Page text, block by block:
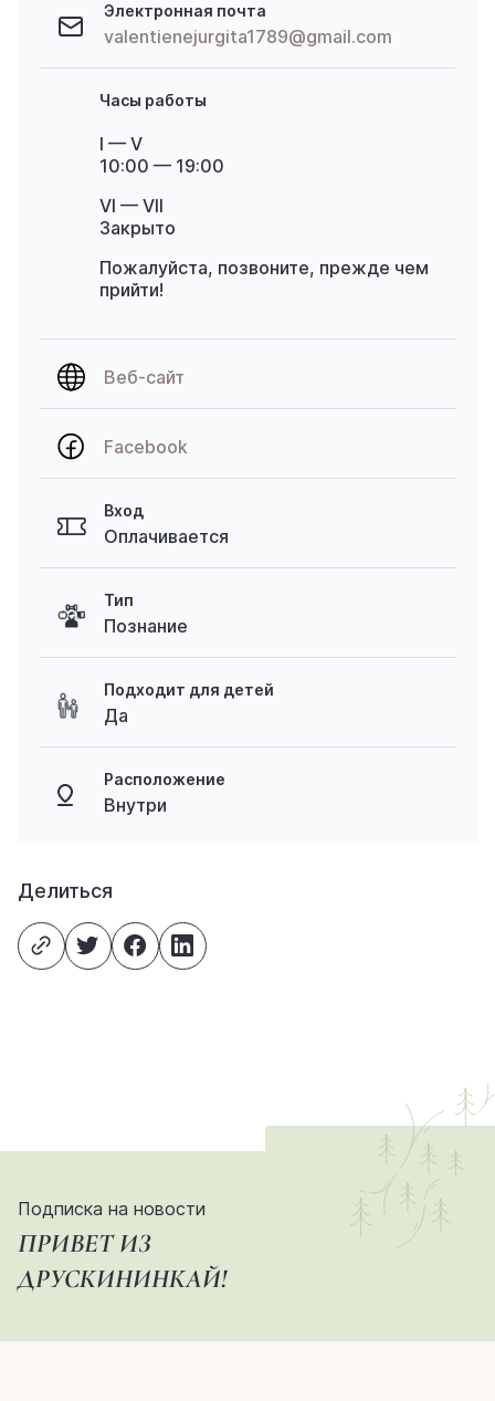
Электронная почта
valentienejurgita1789@gmail.com
Часы работы
I — V
10:00 — 19:00
VI — VII
Закрыто
Пожалуйста, позвоните, прежде чем
прийти!
Веб-сайт
Facebook
Вход
Оплачивается
Тип
Познание
Подходит для детей
Да
Расположение
Внутри
Делиться
Подписка на новости
ПРИВЕТ ИЗ
ДРУСКИНИНКАЙ!